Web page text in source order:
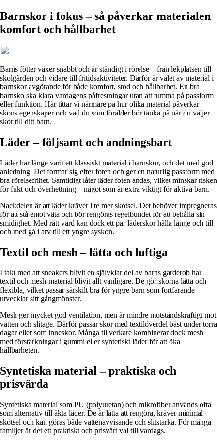
Barnskor i fokus – så påverkar materialen
komfort och hållbarhet
Barns fötter växer snabbt och är ständigt i rörelse – från lekplatsen till
skolgården och vidare till fritidsaktiviteter. Därför är valet av material i
barnskor avgörande för både komfort, stöd och hållbarhet. En bra
barnsko ska klara vardagens påfrestningar utan att tumma på passform
eller funktion. Här tittar vi närmare på hur olika material påverkar
skons egenskaper och vad du som förälder bör tänka på när du väljer
skor till ditt barn.
Läder – följsamt och andningsbart
Läder har länge varit ett klassiskt material i barnskor, och det med god
anledning. Det formar sig efter foten och ger en naturlig passform med
bra rörelsefrihet. Samtidigt låter läder foten andas, vilket minskar risken
för fukt och överhettning – något som är extra viktigt för aktiva barn.
Nackdelen är att läder kräver lite mer skötsel. Det behöver impregneras
för att stå emot väta och bör rengöras regelbundet för att behålla sin
smidighet. Med rätt vård kan dock ett par läderskor hålla länge och till
och med gå i arv till ett yngre syskon.
Textil och mesh – lätta och luftiga
I takt med att sneakers blivit en självklar del av barns garderob har
textil och mesh-material blivit allt vanligare. De gör skorna lätta och
flexibla, vilket passar särskilt bra för yngre barn som fortfarande
utvecklar sitt gångmönster.
Mesh ger mycket god ventilation, men är mindre motståndskraftigt mot
vatten och slitage. Därför passar skor med textilöverdel bäst under torra
dagar eller som inneskor. Många tillverkare kombinerar dock mesh
med förstärkningar i gummi eller syntetiskt läder för att öka
hållbarheten.
Syntetiska material – praktiska och
prisvärda
Syntetiska material som PU (polyuretan) och mikrofiber används ofta
som alternativ till äkta läder. De är lätta att rengöra, kräver minimal
skötsel och kan göras både vattenavvisande och slitstarka. För många
familjer är det ett praktiskt och prisvärt val till vardags.